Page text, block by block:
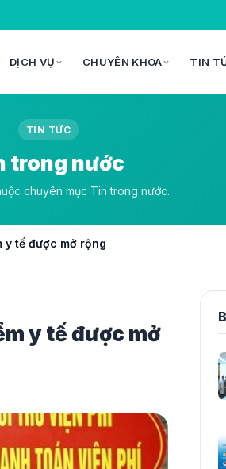
DỊCH VỤ CHUYÊN KHOA TIN
TIN TỨC
trong nước
chuyên mục Tin trong nước.
y tế được mở rộng
y tế được mở